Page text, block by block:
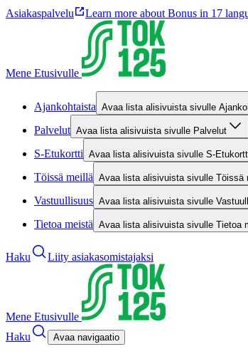
Asiakaspalvelu Learn more about Bonus in 17
Mene Etusivulle
Ajankohtaista Avaa lista alisivuista sivulle
Palvelut Avaa lista alisivuista sivulle Palvelut
S-Etukortti Avaa lista alisivuista sivulle S-
Töissä meillä Avaa lista alisivuista sivulle Töissä
Vastuullisuus Avaa lista alisivuista sivulle
Tietoa meistä Avaa lista alisivuista sivulle Tietoa
Haku Liity asiakasomistajaksi
Mene Etusivulle
Haku
Avaa navigaatio